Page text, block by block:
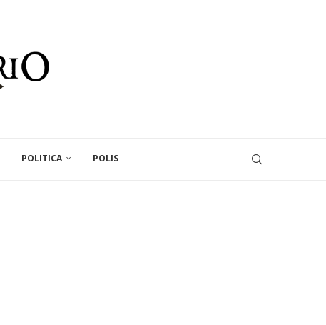
POLITICA POLIS